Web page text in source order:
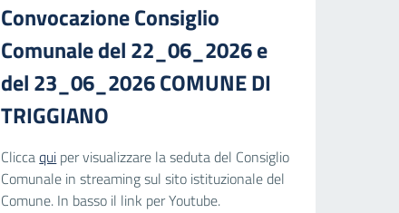
Convocazione Consiglio
Comunale del 22_06_2026 e
del 23_06_2026 COMUNE DI
TRIGGIANO
Cliccaqui per visualizzare la seduta del Consiglio
Comunale in streaming sul sito istituzionale del
Comune. In basso il link per Youtube.